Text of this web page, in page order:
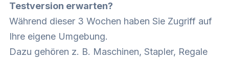
Testversion erwarten?
Während dieser 3 Wochen haben Sie Zugriff auf
Ihre eigene Umgebung.
Dazu gehören z. B. Maschinen, Stapler, Regale